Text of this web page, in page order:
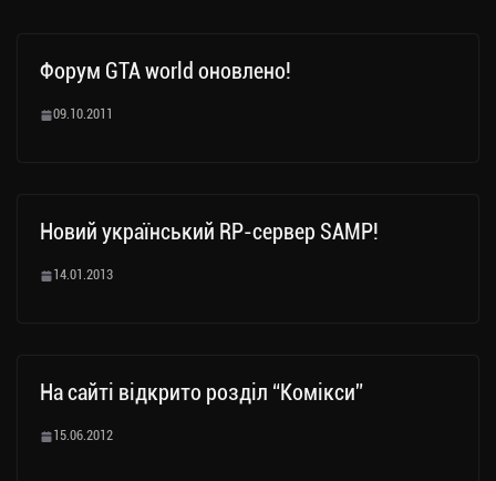
Форум GTA world оновлено!
09.10.2011
Новий український RP-сервер SAMP!
14.01.2013
На сайті відкрито розділ “Комікси”
15.06.2012